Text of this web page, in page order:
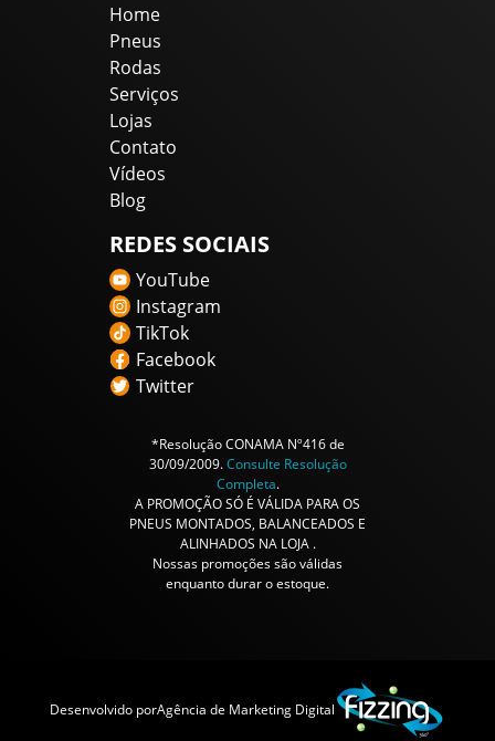
Home
Pneus
Rodas
Serviços
Lojas
Contato
Vídeos
Blog
REDES SOCIAIS
YouTube
Instagram
TikTok
Facebook
Twitter
*Resolução CONAMA Nº416 de
30/09/2009.Consulte Resolução
Completa.
A PROMOÇÃO SÓ É VÁLIDA PARA OS
PNEUS MONTADOS, BALANCEADOS E
ALINHADOS NA LOJA .
Nossas promoções são válidas
enquanto durar o estoque.
Desenvolvido porAgência de Marketing Digital